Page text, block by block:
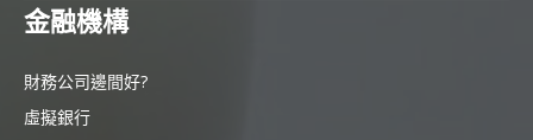
金融機構
財務公司邊間好?
虛擬銀行